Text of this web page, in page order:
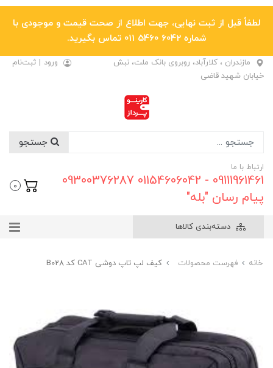
لطفاً قبل از ثبت نهایی، جهت اطلاع از صحت قیمت و موجودی با
شماره 6042 5460 011 تماس بگیرید.
مازندران ، کلارآباد، روبروی بانک ملت، نبش
خیابان شهید قاضی
ورود | ثبت‌نام
ارتباط با ما
09111961461 - 01154606042 09300376287
پیام رسان "بله"
0
دسته‌بندی کالاها
خانه فهرست محصولات کیف لپ تاپ دوشی CAT کد B028